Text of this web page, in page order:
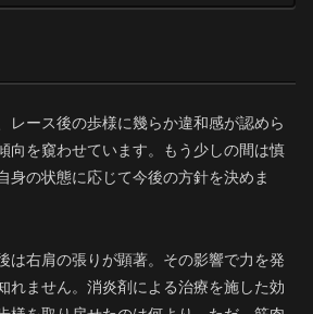
レース後の歩様に幾らか違和感が認めら
向を窺わせています。もう少しの間は慎
身の状態に応じて今後の方針を決めま
右肩の張りが顕著。その影響で力を発
れません。消炎剤による治療を施した効